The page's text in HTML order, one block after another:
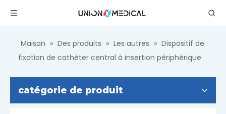
Maison » Des produits » Les autres » Dispositif de
fixation de cathéter central à insertion périphérique
catégorie de produit